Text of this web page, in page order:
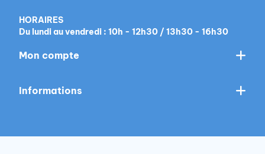
HORAIRES
Du lundi au vendredi : 10h - 12h30 / 13h30 - 16h30
Mon compte
Informations